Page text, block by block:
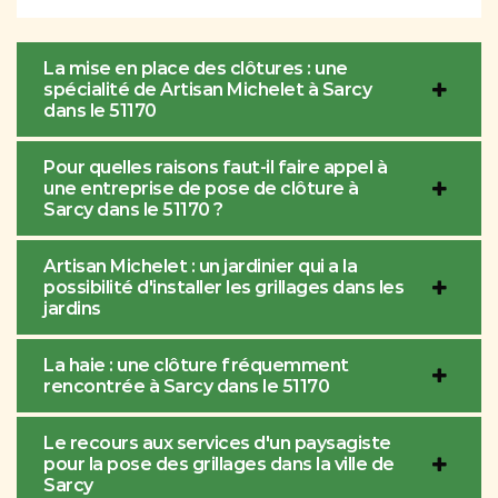
La mise en place des clôtures : une
spécialité de Artisan Michelet à Sarcy
dans le 51170
Pour quelles raisons faut-il faire appel à
une entreprise de pose de clôture à
Sarcy dans le 51170 ?
Artisan Michelet : un jardinier qui a la
possibilité d'installer les grillages dans les
jardins
La haie : une clôture fréquemment
rencontrée à Sarcy dans le 51170
Le recours aux services d'un paysagiste
pour la pose des grillages dans la ville de
Sarcy